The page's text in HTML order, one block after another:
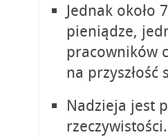
Jednak około
pieniądze,
pracowników
na przyszłość
Nadzieja jest